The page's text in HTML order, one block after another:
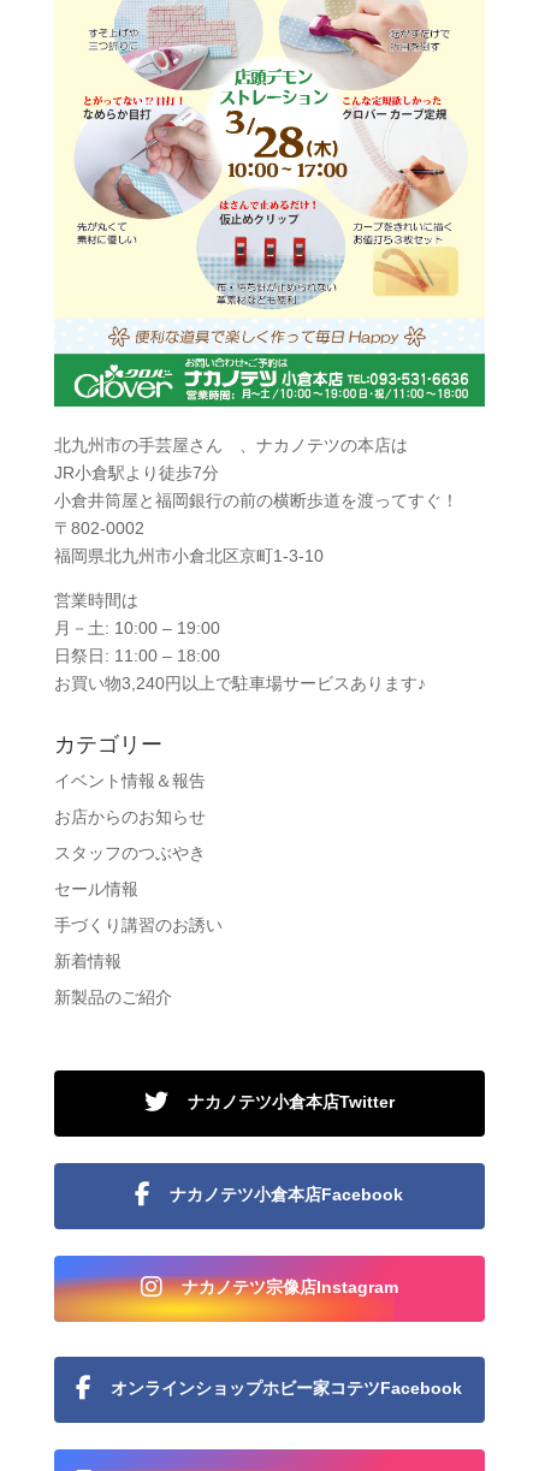
北九州市の手芸屋さん 、ナカノテツの本店は
JR小倉駅より徒歩7分
小倉井筒屋と福岡銀行の前の横断歩道を渡ってすぐ！
〒802-0002
福岡県北九州市小倉北区京町1-3-10
営業時間は
月－土: 10:00 – 19:00
日祭日: 11:00 – 18:00
お買い物3,240円以上で駐車場サービスあります♪
カテゴリー
イベント情報＆報告
お店からのお知らせ
スタッフのつぶやき
セール情報
手づくり講習のお誘い
新着情報
新製品のご紹介
ナカノテツ小倉本店Twitter
ナカノテツ小倉本店Facebook
ナカノテツ宗像店Instagram
オンラインショップホビー家コテツFacebook